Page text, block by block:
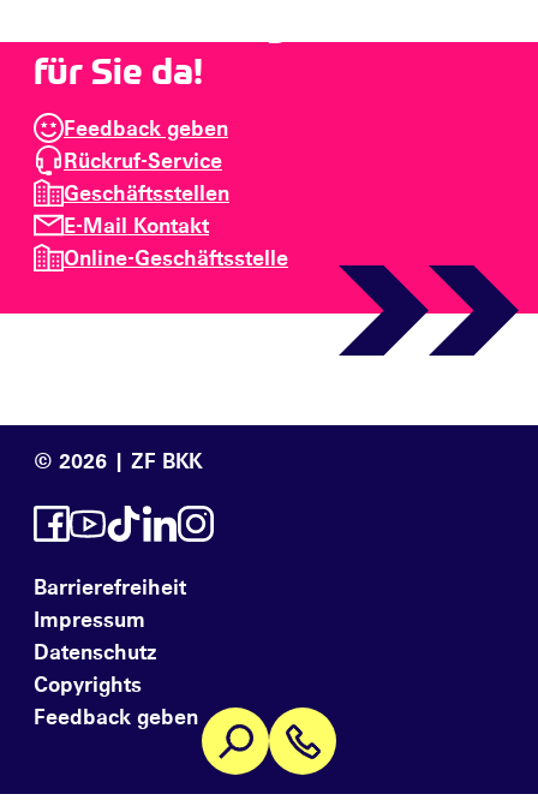
für Sie da!
Feedback geben
Rückruf-Service
Geschäftsstellen
E-Mail Kontakt
Online-Geschäftsstelle
© 2026 | ZF BKK
Barrierefreiheit
Impressum
Datenschutz
Copyrights
Feedback geben